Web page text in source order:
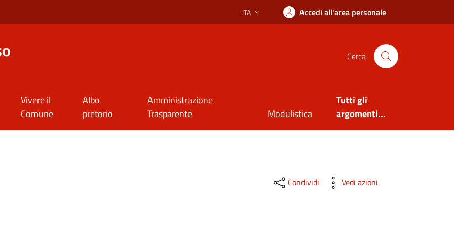
Lingua attiva:
ITA Accedi all'area personale
Cerca
Vivere il
Comune
Albo
pretorio
Amministrazione
Trasparente
Modulistica
Tutti gli
argomenti...
Condividi Vedi azioni